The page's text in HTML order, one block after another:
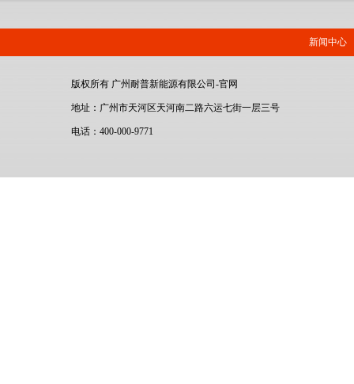
新闻中心
版权所有 广州耐普新能源有限公司-官网
地址：广州市天河区天河南二路六运七街一层三号
电话：400-000-9771